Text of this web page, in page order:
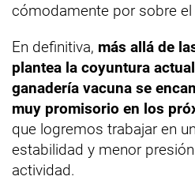
cómodamente por sobre
En definitiva, más allá de
plantea la coyuntura
ganadería vacuna se
muy promisorio en los
que logremos trabajar en
estabilidad y menor
actividad.